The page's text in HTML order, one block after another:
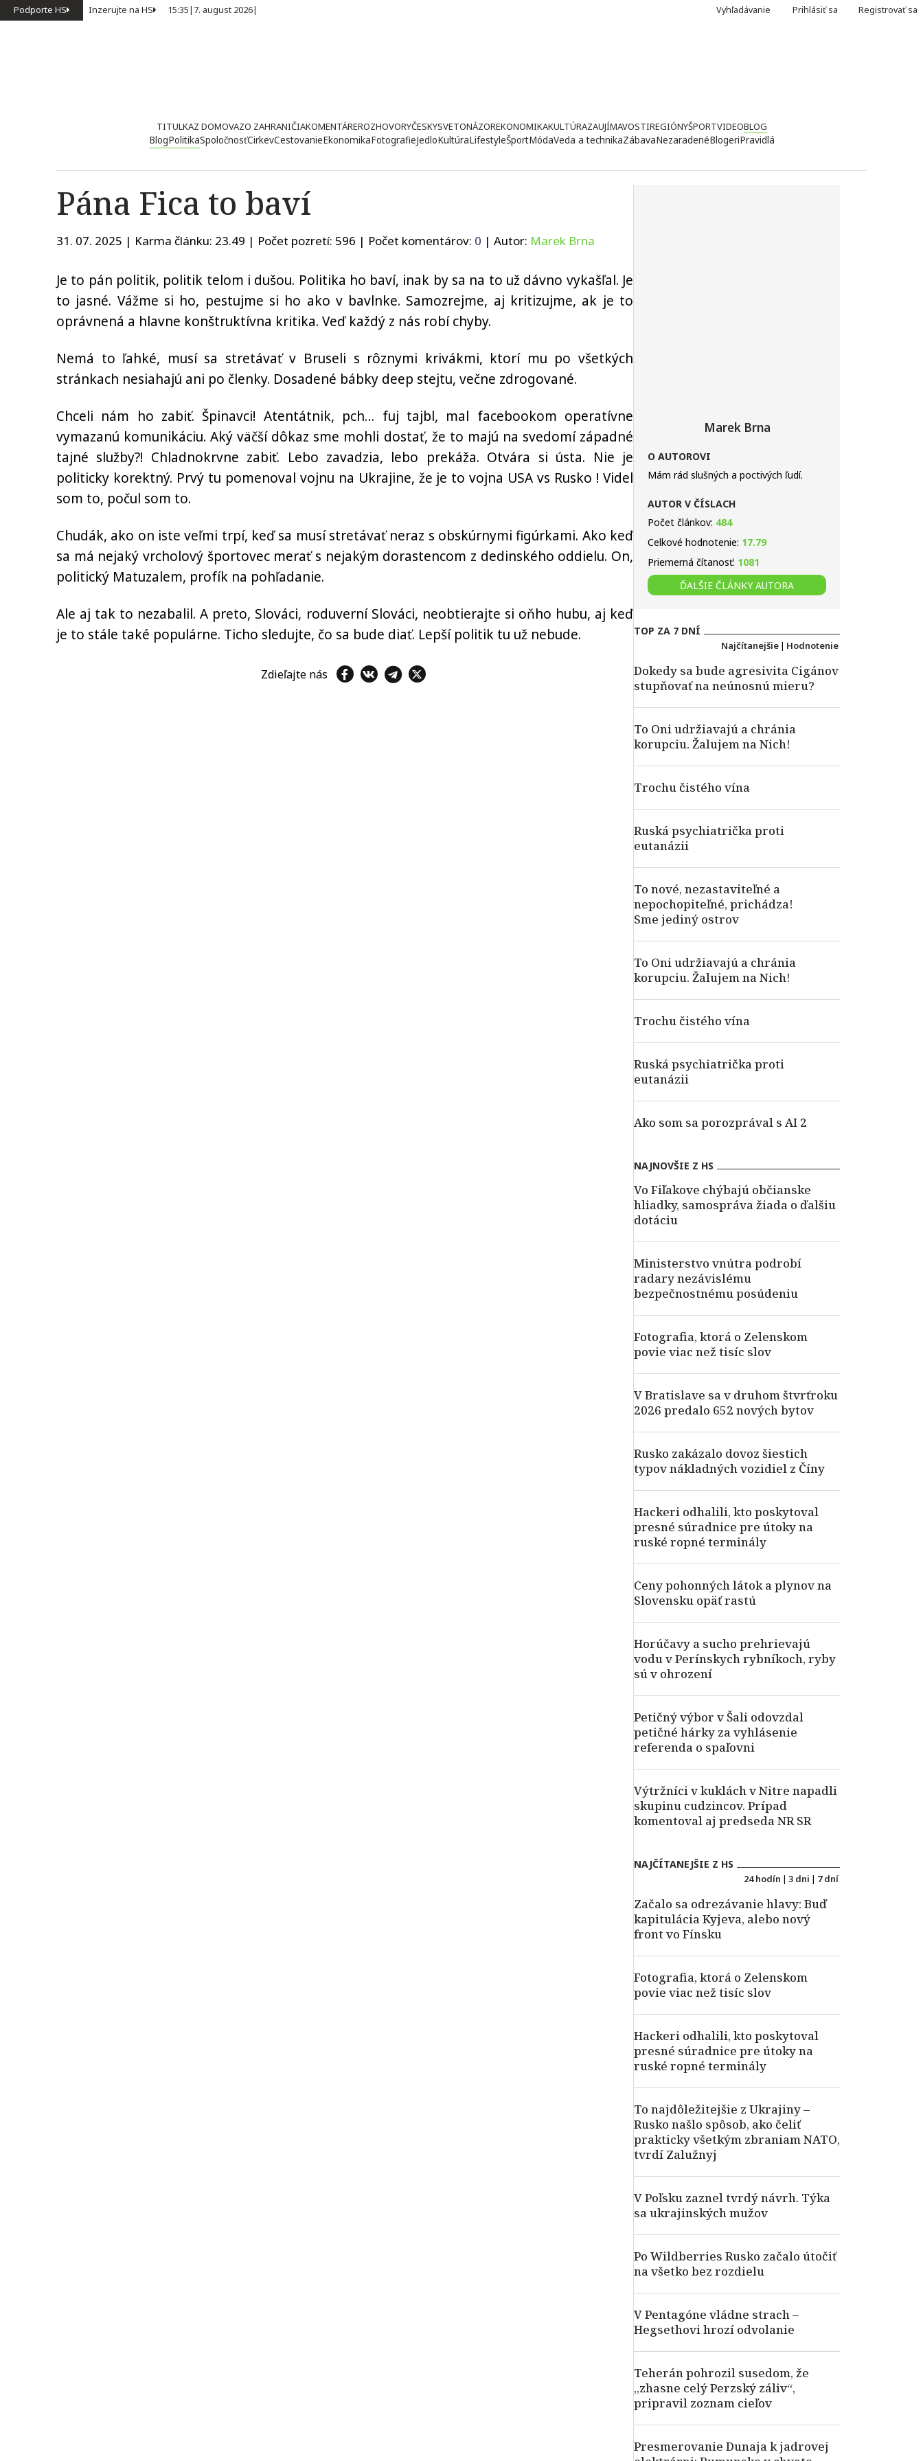
Podporte HS Inzerujte na HS 15:35| 7. august 2026| Vyhľadávanie Prihlásiť sa Registrovať sa
TITULKAZ DOMOVAZO ZAHRANIČIAKOMENTÁREROZHOVORYČESKYSVETONÁZOREKONOMIKAKULTÚRAZAUJÍMAVOSTIREGIÓNYŠPORTVIDEOBLOG
BlogPolitikaSpoločnosťCirkevCestovanieEkonomikaFotografieJedloKultúraLifestyleŠportMódaVeda a technikaZábavaNezaradenéBlogeriPravidlá
Pána Fica to baví
31. 07. 2025 | Karma článku: 23.49 | Počet pozretí: 596 | Počet komentárov: 0 | Autor: Marek Brna
Je to pán politik, politik telom i dušou. Politika ho baví, inak by sa na to už dávno vykašľal. Je
to jasné. Vážme si ho, pestujme si ho ako v bavlnke. Samozrejme, aj kritizujme, ak je to
oprávnená a hlavne konštruktívna kritika. Veď každý z nás robí chyby.
Nemá to ľahké, musí sa stretávať v Bruseli s rôznymi krivákmi, ktorí mu po všetkých
stránkach nesiahajú ani po členky. Dosadené bábky deep stejtu, večne zdrogované.
Chceli nám ho zabiť. Špinavci! Atentátnik, pch… fuj tajbl, mal facebookom operatívne
vymazanú komunikáciu. Aký väčší dôkaz sme mohli dostať, že to majú na svedomí západné
tajné služby?! Chladnokrvne zabiť. Lebo zavadzia, lebo prekáža. Otvára si ústa. Nie je
politicky korektný. Prvý tu pomenoval vojnu na Ukrajine, že je to vojna USA vs Rusko ! Videl
som to, počul som to.
Chudák, ako on iste veľmi trpí, keď sa musí stretávať neraz s obskúrnymi figúrkami. Ako keď
sa má nejaký vrcholový športovec merať s nejakým dorastencom z dedinského oddielu. On,
politický Matuzalem, profík na pohľadanie.
Ale aj tak to nezabalil. A preto, Slováci, roduverní Slováci, neobtierajte si oňho hubu, aj keď
je to stále také populárne. Ticho sledujte, čo sa bude diať. Lepší politik tu už nebude.
Zdieľajte nás
Marek Brna
O AUTOROVI
Mám rád slušných a poctivých ľudí.
AUTOR V ČÍSLACH
Počet článkov: 484
Celkové hodnotenie: 17.79
Priemerná čítanosť: 1081
ĎALŠIE ČLÁNKY AUTORA
TOP ZA 7 DNÍ
Najčítanejšie | Hodnotenie
Dokedy sa bude agresivita Cigánov
stupňovať na neúnosnú mieru?
To Oni udržiavajú a chránia
korupciu. Žalujem na Nich!
Trochu čistého vína
Ruská psychiatrička proti
eutanázii
To nové, nezastaviteľné a
nepochopiteľné, prichádza!
Sme jediný ostrov
To Oni udržiavajú a chránia
korupciu. Žalujem na Nich!
Trochu čistého vína
Ruská psychiatrička proti
eutanázii
Ako som sa porozprával s AI 2
NAJNOVŠIE Z HS
Vo Fiľakove chýbajú občianske
hliadky, samospráva žiada o ďalšiu
dotáciu
Ministerstvo vnútra podrobí
radary nezávislému
bezpečnostnému posúdeniu
Fotografia, ktorá o Zelenskom
povie viac než tisíc slov
V Bratislave sa v druhom štvrťroku
2026 predalo 652 nových bytov
Rusko zakázalo dovoz šiestich
typov nákladných vozidiel z Číny
Hackeri odhalili, kto poskytoval
presné súradnice pre útoky na
ruské ropné terminály
Ceny pohonných látok a plynov na
Slovensku opäť rastú
Horúčavy a sucho prehrievajú
vodu v Perínskych rybníkoch, ryby
sú v ohrození
Petičný výbor v Šali odovzdal
petičné hárky za vyhlásenie
referenda o spaľovni
Výtržníci v kuklách v Nitre napadli
skupinu cudzincov. Prípad
komentoval aj predseda NR SR
NAJČÍTANEJŠIE Z HS
24 hodín | 3 dni | 7 dní
Začalo sa odrezávanie hlavy: Buď
kapitulácia Kyjeva, alebo nový
front vo Fínsku
Fotografia, ktorá o Zelenskom
povie viac než tisíc slov
Hackeri odhalili, kto poskytoval
presné súradnice pre útoky na
ruské ropné terminály
To najdôležitejšie z Ukrajiny –
Rusko našlo spôsob, ako čeliť
prakticky všetkým zbraniam NATO,
tvrdí Zalužnyj
V Poľsku zaznel tvrdý návrh. Týka
sa ukrajinských mužov
Po Wildberries Rusko začalo útočiť
na všetko bez rozdielu
V Pentagóne vládne strach –
Hegsethovi hrozí odvolanie
Teherán pohrozil susedom, že
„zhasne celý Perzský záliv“,
pripravil zoznam cieľov
Presmerovanie Dunaja k jadrovej